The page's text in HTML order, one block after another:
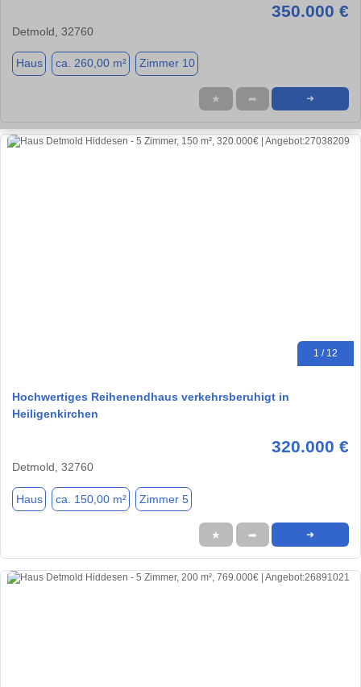
350.000 €
Detmold, 32760
Haus ca. 260,00 m² Zimmer 10
★ ➦ ➜
1 / 12
Hochwertiges Reihenendhaus verkehrsberuhigt in
Heiligenkirchen
320.000 €
Detmold, 32760
Haus ca. 150,00 m² Zimmer 5
★ ➦ ➜